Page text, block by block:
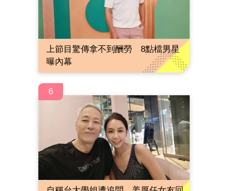
上節目驚傳拿不到酬勞 8點檔男星
曝內幕
6